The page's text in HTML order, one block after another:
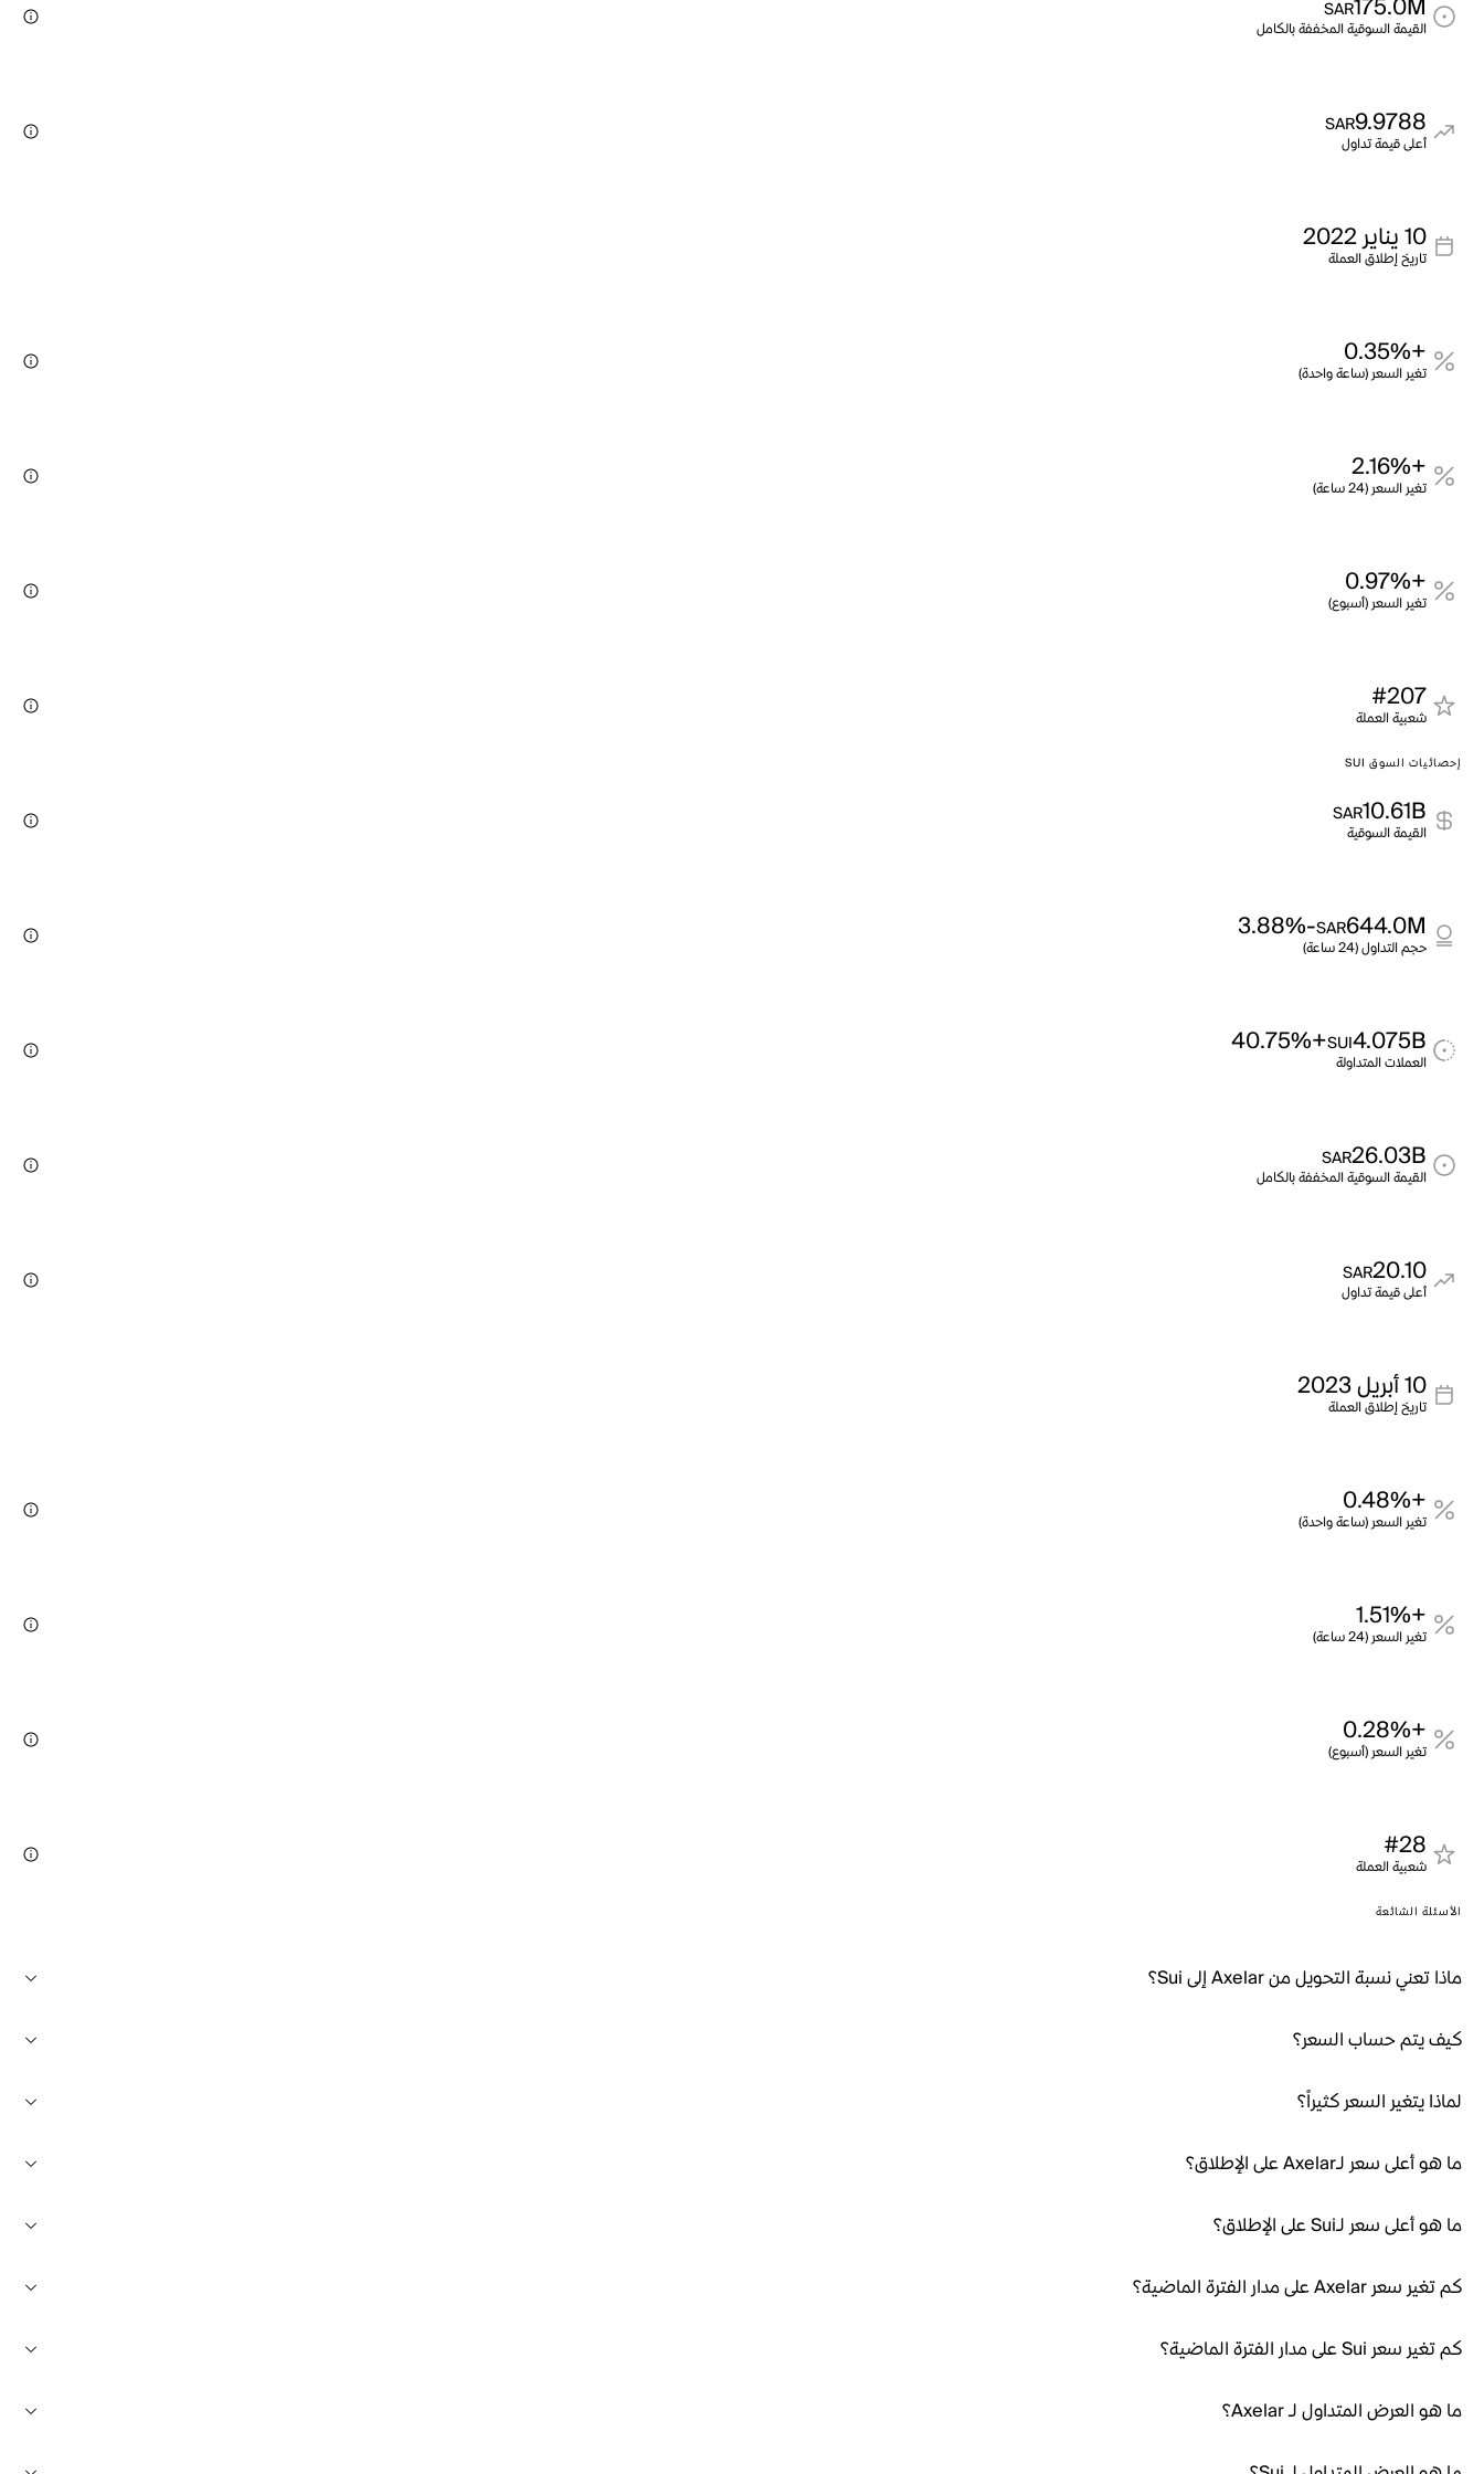
175.0M
SAR
القيمة السوقية المخففة بالكامل
9.9788
SAR
أعلى قيمة تداول
10 يناير 2022
تاريخ إطلاق العملة
+0.35%
تغير السعر (ساعة واحدة)
+2.16%
تغير السعر (24 ساعة)
+0.97%
تغير السعر (أسبوع)
#207
شعبية العملة
إحصائيات السوق SUI
10.61B
SAR
القيمة السوقية
644.0M
SAR
-3.88%
حجم التداول (24 ساعة)
4.075B
SUI
+40.75%
العملات المتداولة
26.03B
SAR
القيمة السوقية المخففة بالكامل
20.10
SAR
أعلى قيمة تداول
10 أبريل 2023
تاريخ إطلاق العملة
+0.48%
تغير السعر (ساعة واحدة)
+1.51%
تغير السعر (24 ساعة)
+0.28%
تغير السعر (أسبوع)
#28
شعبية العملة
الأسئلة الشائعة
ماذا تعني نسبة التحويل من Axelar إلى Sui؟
كيف يتم حساب السعر؟
لماذا يتغير السعر كثيراً؟
ما هو أعلى سعر لـAxelar على الإطلاق؟
ما هو أعلى سعر لـSui على الإطلاق؟
كم تغير سعر Axelar على مدار الفترة الماضية؟
كم تغير سعر Sui على مدار الفترة الماضية؟
ما هو العرض المتداول لـ Axelar؟